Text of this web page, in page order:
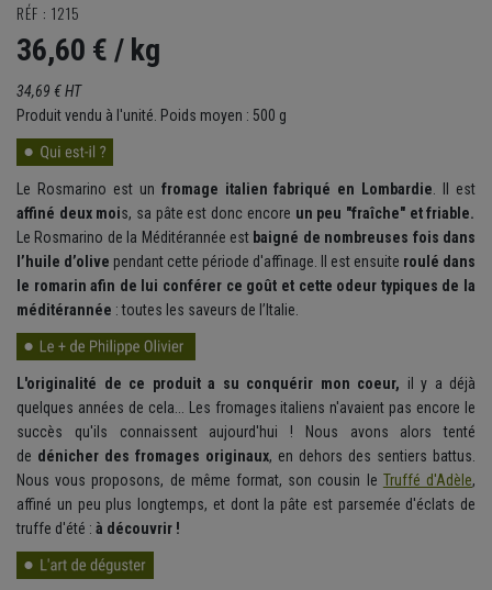
RÉF : 1215
36,60 € / kg
34,69 € HT
Produit vendu à l'unité. Poids moyen : 500 g
Le Rosmarino est un fromage italien fabriqué en Lombardie. Il est
affiné deux mois, sa pâte est donc encore un peu "fraîche" et friable.
Le Rosmarino de la Méditérannée est baigné de nombreuses fois dans
l’huile d’olive pendant cette période d'affinage. Il est ensuite roulé dans
le romarin afin de lui conférer ce goût et cette odeur typiques de la
méditérannée : toutes les saveurs de l’Italie.
L'originalité de ce produit a su conquérir mon coeur, il y a déjà
quelques années de cela... Les fromages italiens n'avaient pas encore le
succès qu'ils connaissent aujourd'hui ! Nous avons alors tenté
de dénicher des fromages originaux, en dehors des sentiers battus.
Nous vous proposons, de même format, son cousin le Truffé d'Adèle,
affiné un peu plus longtemps, et dont la pâte est parsemée d'éclats de
truffe d'été : à découvrir !